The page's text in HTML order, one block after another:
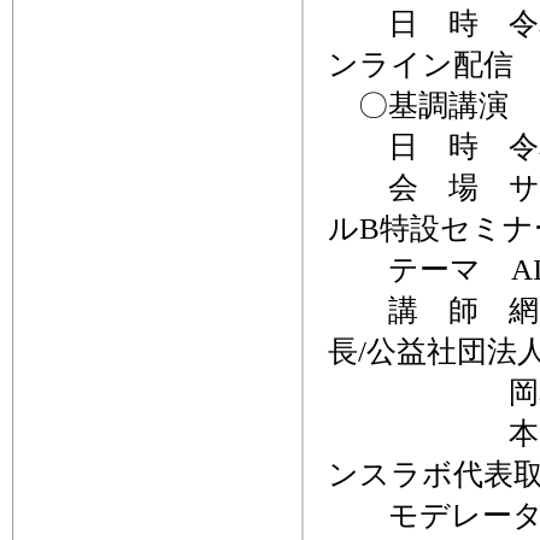
日 時 令和8
ンライン配信
〇基調講演
日 時 令和8
会 場 サン
ルB特設セミ
テーマ AI時
講 師 網野
長/公益社団法
岡本幸憲
本間 充氏
ンスラボ代表
モデレータ